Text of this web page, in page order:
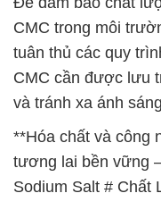
CMC trong môi
tuân thủ các quy
CMC cần được lưu
và tránh xa ánh
**Hóa chất và công
tương lai bền vững
Sodium Salt # Chất